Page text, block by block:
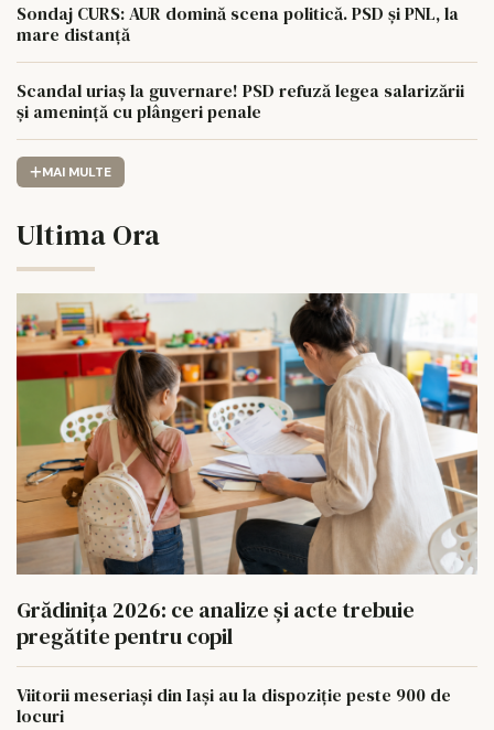
Sondaj CURS: AUR domină scena politică. PSD și PNL, la
mare distanță
Scandal uriaș la guvernare! PSD refuză legea salarizării
și amenință cu plângeri penale
MAI MULTE
Ultima Ora
Grădinița 2026: ce analize și acte trebuie
pregătite pentru copil
Viitorii meseriași din Iași au la dispoziție peste 900 de
locuri